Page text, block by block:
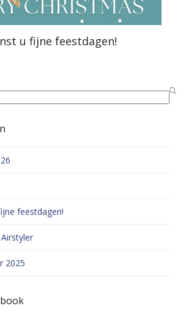
u fijne feestdagen!
feestdagen!
2025